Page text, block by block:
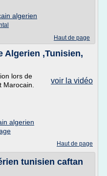
algerien
Haut de page
Algerien ,Tunisien,
voir la vidéo
lors de
Marocain.
algerien
Haut de page
tunisien caftan